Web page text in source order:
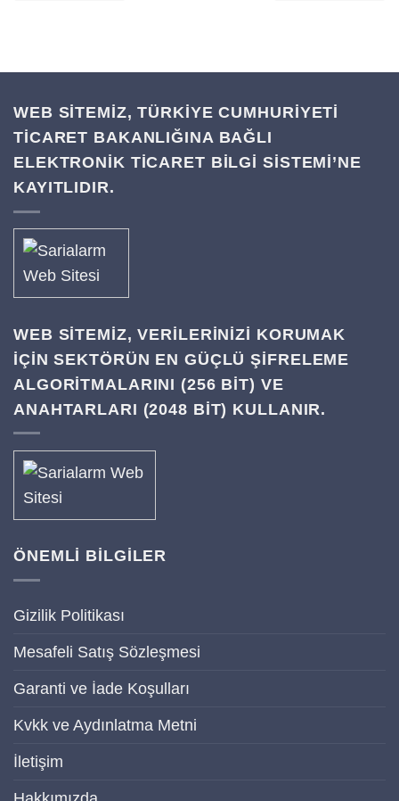
WEB SİTEMİZ, TÜRKİYE CUMHURİYETİ
TİCARET BAKANLIĞINA BAĞLI
ELEKTRONİK TİCARET BİLGİ SİSTEMİ’NE
KAYITLIDIR.
WEB SITEMIZ, VERILERINIZI KORUMAK
IÇIN SEKTÖRÜN EN GÜÇLÜ ŞIFRELEME
ALGORITMALARINI (256 BIT) VE
ANAHTARLARI (2048 BIT) KULLANIR.
ÖNEMLİ BİLGİLER
Gizilik Politikası
Mesafeli Satış Sözleşmesi
Garanti ve İade Koşulları
Kvkk ve Aydınlatma Metni
İletişim